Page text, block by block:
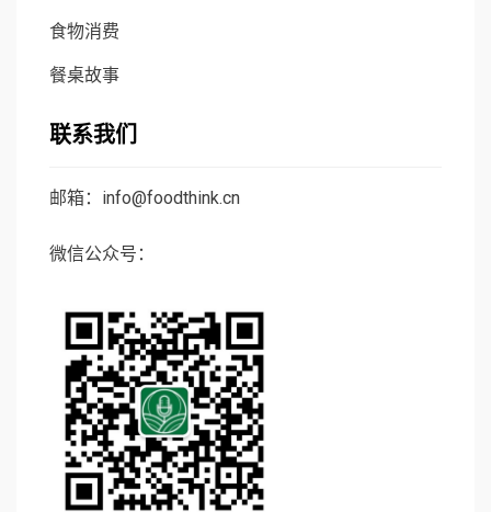
食物消费
餐桌故事
联系我们
邮箱：info@foodthink.cn
微信公众号：